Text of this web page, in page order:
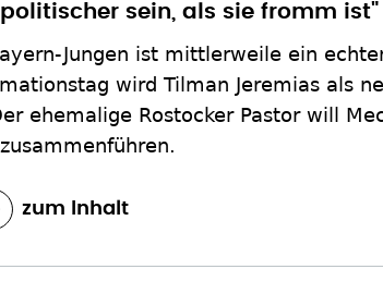
sein, als sie fromm ist"
Jungen ist mittlerweile ein
wird Tilman Jeremias als
ehemalige Rostocker Pastor will
zum Inhalt